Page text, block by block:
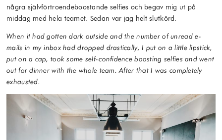
några självförtroendeboostande selfies och begav mig ut på
middag med hela teamet. Sedan var jag helt slutkörd.
When it had gotten dark outside and the number of unread e-
mails in my inbox had dropped drastically, I put on a little lipstick,
put on a cap, took some self-confidence boosting selfies and went
out for dinner with the whole team. After that I was completely
exhausted.